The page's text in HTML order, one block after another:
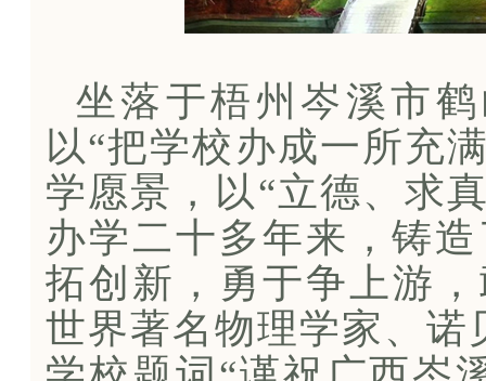
坐落于梧州岑溪市
以“把学校办成一所充
学愿景，以“立德、求
办学二十多年来，铸
拓创新，勇于争上游
世界著名物理学家、